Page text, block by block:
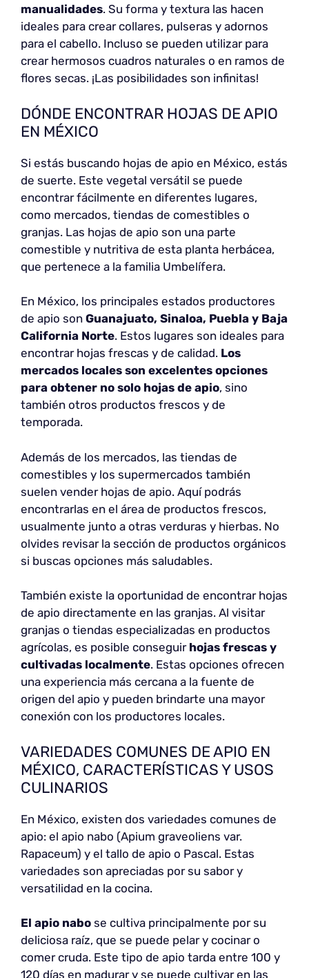
manualidades. Su forma y textura las hacen
ideales para crear collares, pulseras y adornos
para el cabello. Incluso se pueden utilizar para
crear hermosos cuadros naturales o en ramos de
flores secas. ¡Las posibilidades son infinitas!
DÓNDE ENCONTRAR HOJAS DE APIO
EN MÉXICO
Si estás buscando hojas de apio en México, estás
de suerte. Este vegetal versátil se puede
encontrar fácilmente en diferentes lugares,
como mercados, tiendas de comestibles o
granjas. Las hojas de apio son una parte
comestible y nutritiva de esta planta herbácea,
que pertenece a la familia Umbelífera.
En México, los principales estados productores
de apio son Guanajuato, Sinaloa, Puebla y Baja
California Norte. Estos lugares son ideales para
encontrar hojas frescas y de calidad. Los
mercados locales son excelentes opciones
para obtener no solo hojas de apio, sino
también otros productos frescos y de
temporada.
Además de los mercados, las tiendas de
comestibles y los supermercados también
suelen vender hojas de apio. Aquí podrás
encontrarlas en el área de productos frescos,
usualmente junto a otras verduras y hierbas. No
olvides revisar la sección de productos orgánicos
si buscas opciones más saludables.
También existe la oportunidad de encontrar hojas
de apio directamente en las granjas. Al visitar
granjas o tiendas especializadas en productos
agrícolas, es posible conseguir hojas frescas y
cultivadas localmente. Estas opciones ofrecen
una experiencia más cercana a la fuente de
origen del apio y pueden brindarte una mayor
conexión con los productores locales.
VARIEDADES COMUNES DE APIO EN
MÉXICO, CARACTERÍSTICAS Y USOS
CULINARIOS
En México, existen dos variedades comunes de
apio: el apio nabo (Apium graveoliens var.
Rapaceum) y el tallo de apio o Pascal. Estas
variedades son apreciadas por su sabor y
versatilidad en la cocina.
El apio nabo se cultiva principalmente por su
deliciosa raíz, que se puede pelar y cocinar o
comer cruda. Este tipo de apio tarda entre 100 y
120 días en madurar y se puede cultivar en las